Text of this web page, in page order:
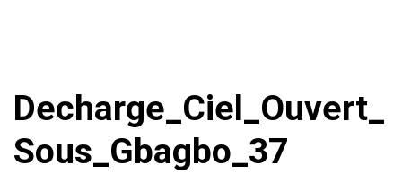
Decharge_Ciel_Ouvert_
Sous_Gbagbo_37